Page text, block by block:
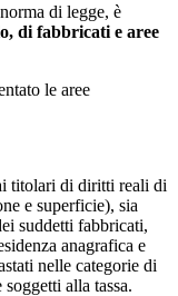
di legge, è
di fabbricati e aree
le aree
titolari di diritti reali di
e superficie), sia
suddetti fabbricati,
anagrafica e
nelle categorie di
alla tassa.